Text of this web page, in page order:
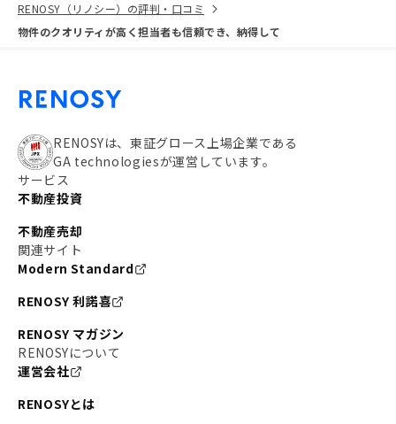
RENOSY（リノシー）の評判・口コミ
物件のクオリティが高く担当者も信頼でき、納得して
RENOSYは、東証グロース上場企業である
GA technologiesが運営しています。
サービス
不動産投資
不動産売却
関連サイト
Modern Standard
RENOSY 利諾喜
RENOSY マガジン
RENOSYについて
運営会社
RENOSYとは